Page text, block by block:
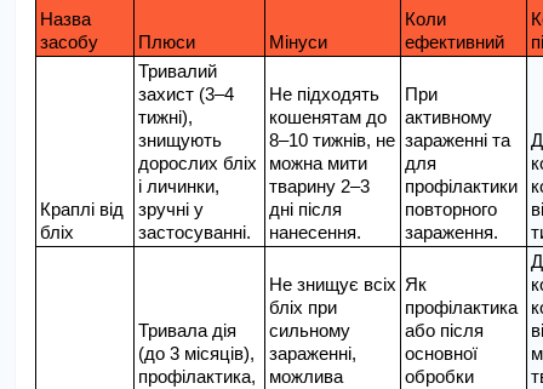
Назва
засобу
Плюси Мінуси
Коли
ефективний
Краплі від
бліх
Тривалий
захист (3–4
тижні),
знищують
дорослих бліх
і личинки,
зручні у
застосуванні.
Не підходять
кошенятам до
8–10 тижнів, не
можна мити
тварину 2–3
дні після
нанесення.
При
активному
зараженні та
для
профілактики
повторного
зараження.
Тривала дія
(до 3 місяців),
профілактика,
Не знищує всіх
бліх при
сильному
зараженні,
можлива
Як
профілактика
або після
основної
обробки